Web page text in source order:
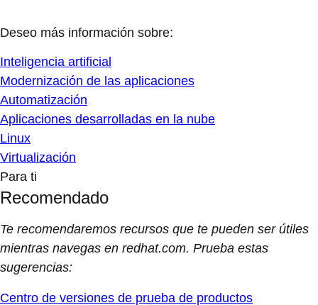
Deseo más información sobre:
Inteligencia artificial
Modernización de las aplicaciones
Automatización
Aplicaciones desarrolladas en la nube
Linux
Virtualización
Para ti
Recomendado
Te recomendaremos recursos que te pueden ser útiles
mientras navegas en redhat.com. Prueba estas
sugerencias:
Centro de versiones de prueba de productos